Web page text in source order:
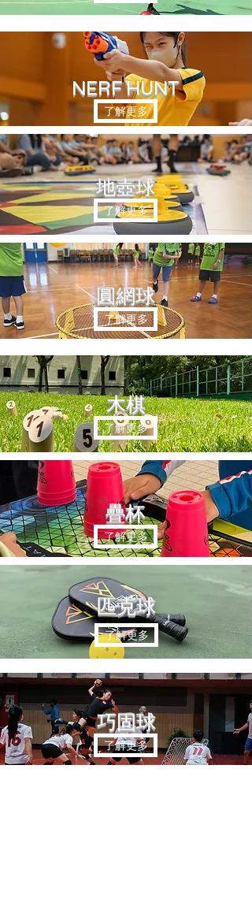
NERF HUNT
了解更多
​地壺球
了解更多
圓網球
了解更多
​木棋
了解更多
疊杯
了解更多
匹克球
了解更多
​巧固球
了解更多